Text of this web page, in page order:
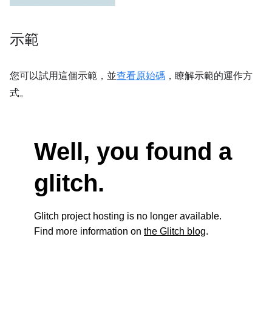
示範
您可以試用這個示範，並查看原始碼 ，瞭解示範的運作方
式。